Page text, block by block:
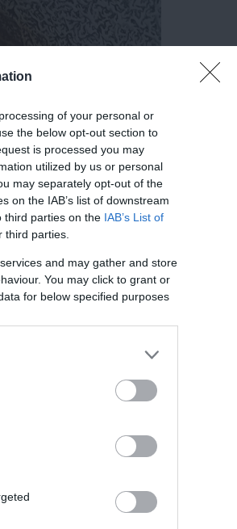
of your personal or
the below opt-out section to
is processed you may
utilized by us or personal
may separately opt-out of the
on the IAB’s list of downstream
third parties on the IAB’s List of
parties.
and may gather and store
You may click to grant or
for below specified purposes